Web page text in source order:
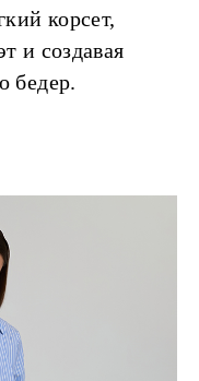
корсет,
и создавая
бедер.